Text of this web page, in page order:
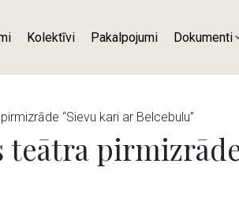
Kolektīvi Pakalpojumi Dokumenti
“Sievu kari ar Belcebulu”
teātra